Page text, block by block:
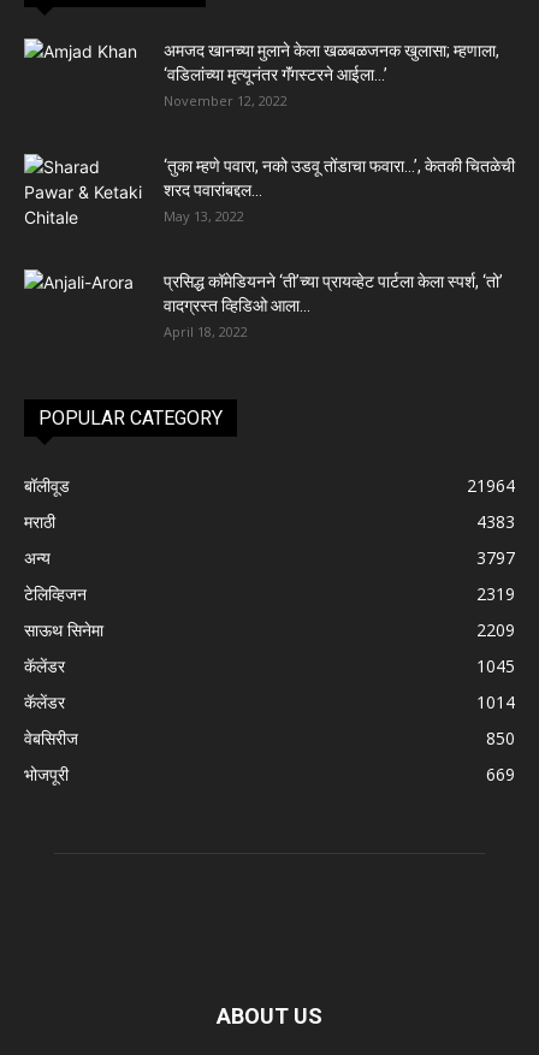
अमजद खानच्या मुलाने केला खळबळजनक खुलासा; म्हणाला,
‘वडिलांच्या मृत्यूनंतर गॅंगस्टरने आईला…’
November 12, 2022
‘तुका म्हणे पवारा, नको उडवू तोंडाचा फवारा…’, केतकी चितळेची
शरद पवारांबद्दल...
May 13, 2022
प्रसिद्ध कॉमेडियनने ‘ती’च्या प्रायव्हेट पार्टला केला स्पर्श, ‘तो’
वादग्रस्त व्हिडिओ आला...
April 18, 2022
POPULAR CATEGORY
बॉलीवूड
21964
मराठी
4383
अन्य
3797
टेलिव्हिजन
2319
साऊथ सिनेमा
2209
कॅलेंडर
1045
कॅलेंडर
1014
वेबसिरीज
850
भोजपूरी
669
ABOUT US